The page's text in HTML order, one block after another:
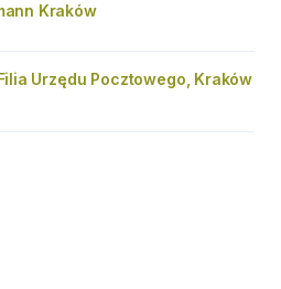
Kraków
Urzędu Pocztowego, Kraków